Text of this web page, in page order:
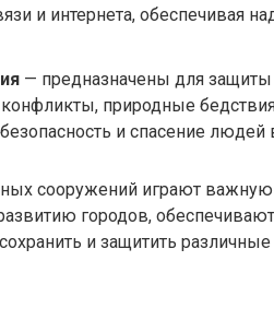
и интернета, обеспечивая
— предназначены для защиты
природные
и спасение людей
сооружений играют
городов,
и защитить